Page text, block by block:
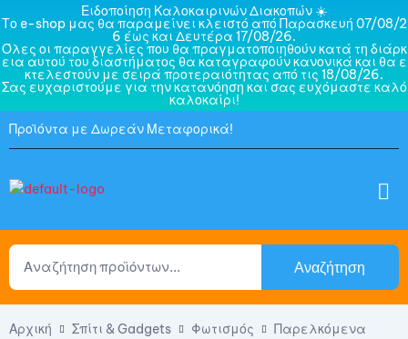
Ειδοποίηση Καλοκαιρινών Διακοπών ☀️
Το e-shop μας θα παραμείνει κλειστό από Παρασκευή 07/08/2
6 έως και Δευτέρα 17/08/26.
Όλες οι παραγγελίες που θα πραγματοποιηθούν κατά τη διάρκ
εια αυτού του διαστήματος θα καταγραφούν κανονικά και θα ε
κτελεστούν με σειρά προτεραιότητας από τις 18/08/26.
Σας ευχαριστούμε για την κατανόηση και σας ευχόμαστε καλό
καλοκαίρι!
Προϊόντα με Δωρεάν Μεταφορικά!
Αναζήτηση
Αρχική Σπίτι & Gadgets Φωτισμός
Παρελκόμενα